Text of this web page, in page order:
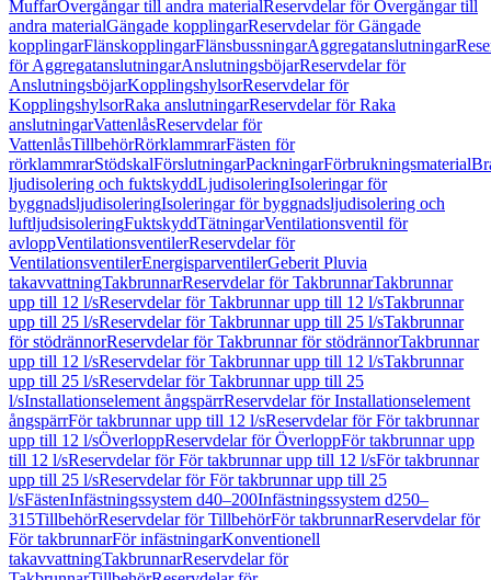
MuffarÖvergångar till andra materialReservdelar för Övergångar till
andra materialGängade kopplingarReservdelar för Gängade
kopplingarFlänskopplingarFlänsbussningarAggregatanslutningar
för AggregatanslutningarAnslutningsböjarReservdelar för
AnslutningsböjarKopplingshylsorReservdelar för
KopplingshylsorRaka anslutningarReservdelar för Raka
anslutningarVattenlåsReservdelar för
VattenlåsTillbehörRörklammrarFästen för
rörklammrarStödskalFörslutningarPackningarFörbrukningsmaterial
ljudisolering och fuktskyddLjudisoleringIsoleringar för
byggnadsljudisoleringIsoleringar för byggnadsljudisolering och
luftljudsisoleringFuktskyddTätningarVentilationsventil för
avloppVentilationsventilerReservdelar för
VentilationsventilerEnergisparventilerGeberit Pluvia
takavvattningTakbrunnarReservdelar för TakbrunnarTakbrunnar
upp till 12 l/sReservdelar för Takbrunnar upp till 12 l/sTakbrunnar
upp till 25 l/sReservdelar för Takbrunnar upp till 25 l/sTakbrunnar
för stödrännorReservdelar för Takbrunnar för stödrännorTakbrunnar
upp till 12 l/sReservdelar för Takbrunnar upp till 12 l/sTakbrunnar
upp till 25 l/sReservdelar för Takbrunnar upp till 25
l/sInstallationselement ångspärrReservdelar för Installationselement
ångspärrFör takbrunnar upp till 12 l/sReservdelar för För takbrunnar
upp till 12 l/sÖverloppReservdelar för ÖverloppFör takbrunnar upp
till 12 l/sReservdelar för För takbrunnar upp till 12 l/sFör takbrunnar
upp till 25 l/sReservdelar för För takbrunnar upp till 25
l/sFästenInfästningssystem d40–200Infästningssystem d250–
315TillbehörReservdelar för TillbehörFör takbrunnarReservdelar för
För takbrunnarFör infästningarKonventionell
takavvattningTakbrunnarReservdelar för